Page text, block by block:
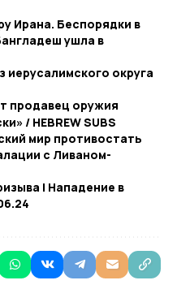
Ирана. Беспорядки в
ушла в
иерусалимского округа
продавец оружия
/ HEBREW SUBS
мир противостать
с Ливаном-
| Нападение в